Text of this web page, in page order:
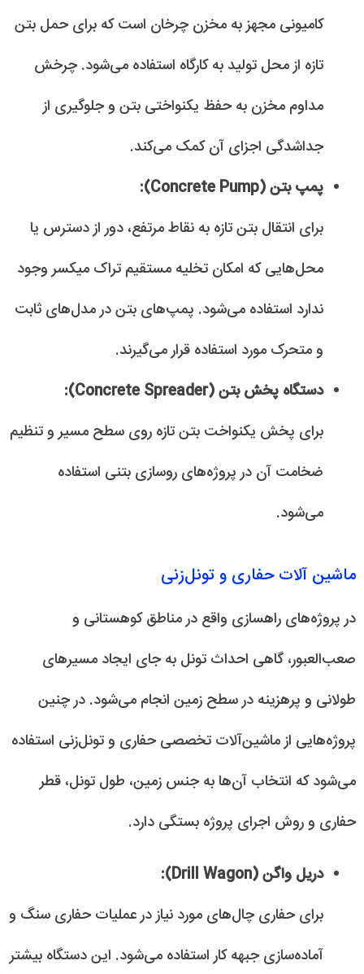
کامیونی مجهز به مخزن چرخان است که برای حمل بتن
تازه از محل تولید به کارگاه استفاده می‌شود. چرخش
مداوم مخزن به حفظ یکنواختی بتن و جلوگیری از
جداشدگی اجزای آن کمک می‌کند.
پمپ بتن (Concrete Pump):
برای انتقال بتن تازه به نقاط مرتفع، دور از دسترس یا
محل‌هایی که امکان تخلیه مستقیم تراک میکسر وجود
ندارد استفاده می‌شود. پمپ‌های بتن در مدل‌های ثابت
و متحرک مورد استفاده قرار می‌گیرند.
دستگاه پخش بتن (Concrete Spreader):
برای پخش یکنواخت بتن تازه روی سطح مسیر و تنظیم
ضخامت آن در پروژه‌های روسازی بتنی استفاده
می‌شود.
ماشین آلات حفاری و تونل‌زنی
در پروژه‌های راهسازی واقع در مناطق کوهستانی و
صعب‌العبور، گاهی احداث تونل به جای ایجاد مسیرهای
طولانی و پرهزینه در سطح زمین انجام می‌شود. در چنین
پروژه‌هایی از ماشین‌آلات تخصصی حفاری و تونل‌زنی استفاده
می‌شود که انتخاب آن‌ها به جنس زمین، طول تونل، قطر
حفاری و روش اجرای پروژه بستگی دارد.
دریل واگن (Drill Wagon):
برای حفاری چال‌های مورد نیاز در عملیات حفاری سنگ و
آماده‌سازی جبهه کار استفاده می‌شود. این دستگاه بیشتر